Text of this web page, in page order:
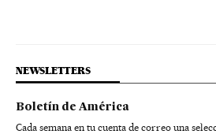
NEWSLETTERS
Boletín de América
Cada semana en tu cuenta de correo una